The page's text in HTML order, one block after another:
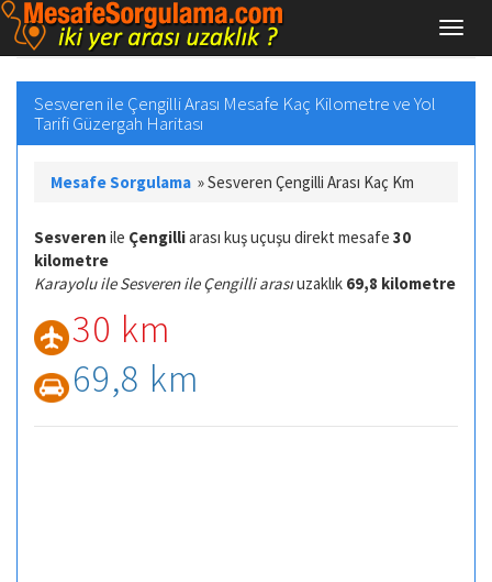
Sesveren ile Çengilli Arası Mesafe Kaç Kilometre ve Yol
Tarifi Güzergah Haritası
Mesafe Sorgulama »Sesveren Çengilli Arası Kaç Km
Sesveren ile Çengilliarası kuş uçuşu direkt mesafe 30
kilometre
Karayolu ile Sesveren ile Çengilli arasıuzaklık 69,8 kilometre
30 km
69,8 km